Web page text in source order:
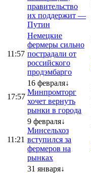
правительство
их поддержит —
Путин
11:57
Немецкие
фермеры сильно
пострадали от
российского
продэмбарго
17:57
16 февраля↓
Минпромторг
хочет вернуть
рынки в города
11:21
9 февраля↓
Минсельхоз
вступился за
фермеров на
рынках
31 января↓